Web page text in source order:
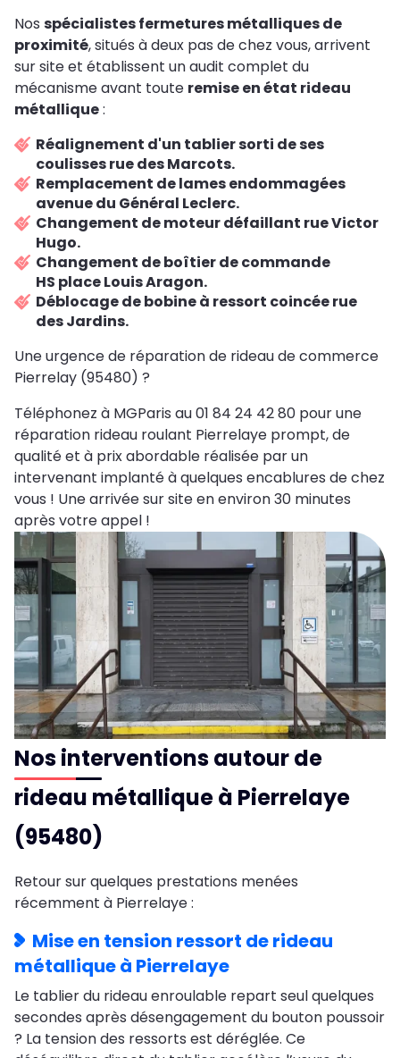
Nos spécialistes fermetures métalliques de
proximité, situés à deux pas de chez vous, arrivent
sur site et établissent un audit complet du
mécanisme avant toute remise en état rideau
métallique:
Réalignement d'un tablier sorti de ses
coulisses rue des Marcots.
Remplacement de lames endommagées
avenue du Général Leclerc.
Changement de moteur défaillant rue Victor
Hugo.
Changement de boîtier de commande
HS place Louis Aragon.
Déblocage de bobine à ressort coincée rue
des Jardins.
Une urgence de réparation de rideau de commerce
Pierrelay (95480) ?
Téléphonez à MGParis au 01 84 24 42 80 pour une
réparation rideau roulant Pierrelaye prompt, de
qualité et à prix abordable réalisée par un
intervenant implanté à quelques encablures de chez
vous ! Une arrivée sur site en environ 30 minutes
après votre appel !
Nos interventions autour de
rideau métallique à Pierrelaye
(95480)
Retour sur quelques prestations menées
récemment à Pierrelaye :
Mise en tension ressort de rideau
métallique à Pierrelaye
Le tablier du rideau enroulable repart seul quelques
secondes après désengagement du bouton poussoir
? La tension des ressorts est déréglée. Ce